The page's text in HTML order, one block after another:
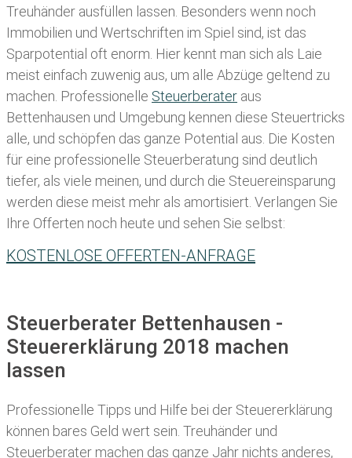
Treuhänder ausfüllen lassen . Besonders wenn noch
Immobilien und Wertschriften im Spiel sind, ist das
Sparpotential oft enorm. Hier kennt man sich als Laie
meist einfach zuwenig aus, um alle Abzüge geltend zu
machen. Professionelle Steuerberater aus
Bettenhausen und Umgebung kennen diese Steuertricks
alle, und schöpfen das ganze Potential aus. Die Kosten
für eine professionelle Steuerberatung sind deutlich
tiefer, als viele meinen, und durch die Steuereinsparung
werden diese meist mehr als amortisiert. Verlangen Sie
Ihre Offerten noch heute und sehen Sie selbst:
KOSTENLOSE OFFERTEN-ANFRAGE
Steuerberater Bettenhausen -
Steuererklärung 2018 machen
lassen
Professionelle Tipps und Hilfe bei der Steuererklärung
können bares Geld wert sein. Treuhänder und
Steuerberater machen das ganze Jahr nichts anderes,